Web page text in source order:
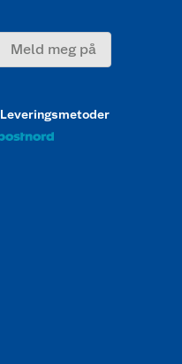
Meld meg på
Leveringsmetoder